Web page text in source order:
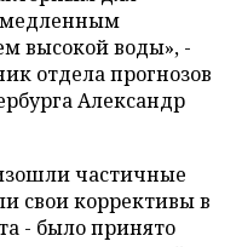
медленным
высокой воды», -
отдела прогнозов
Александр
частичные
свои коррективы в
- было принято